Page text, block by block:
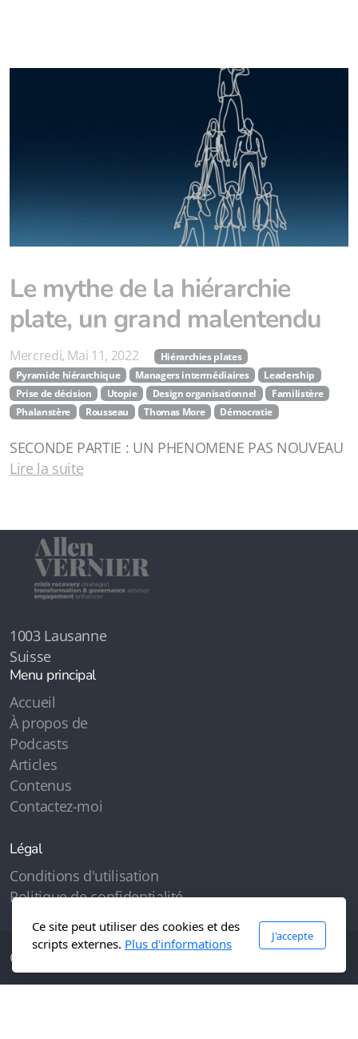
Le mythe de la hiérarchie
plate, un grand malentendu
Mercredi, Mai 11, 2022
Hiérarchies plates
Pyramide hiérarchique
Managers intermédiaires
Leadership
Prise de décision
Utopie Design organisationnel
Familistère
Phalanstère
Rousseau Thomas More Démocratie
SECONDE PARTIE : UN PHENOMENE PAS NOUVEAU
Lire la suite
1003 Lausanne
Suisse
Menu principal
Accueil
À propos de
Podcasts
Articles
Contenus
Contactez-moi
Légal
Conditions d'utilisation
Politique de confidentialité
Copyright, tous droits réservés
Ce site peut utiliser des cookies et des
scripts externes. Plus d'informations
J'accepte